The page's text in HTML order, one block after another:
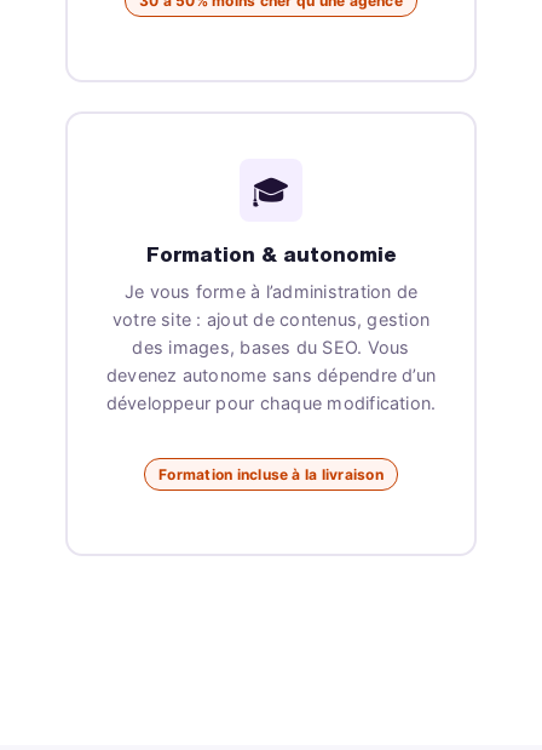
🎓
Formation & autonomie
Je vous forme à l’administration de
votre site : ajout de contenus, gestion
des images, bases du SEO. Vous
devenez autonome sans dépendre d’un
développeur pour chaque modification.
Formation incluse à la livraison